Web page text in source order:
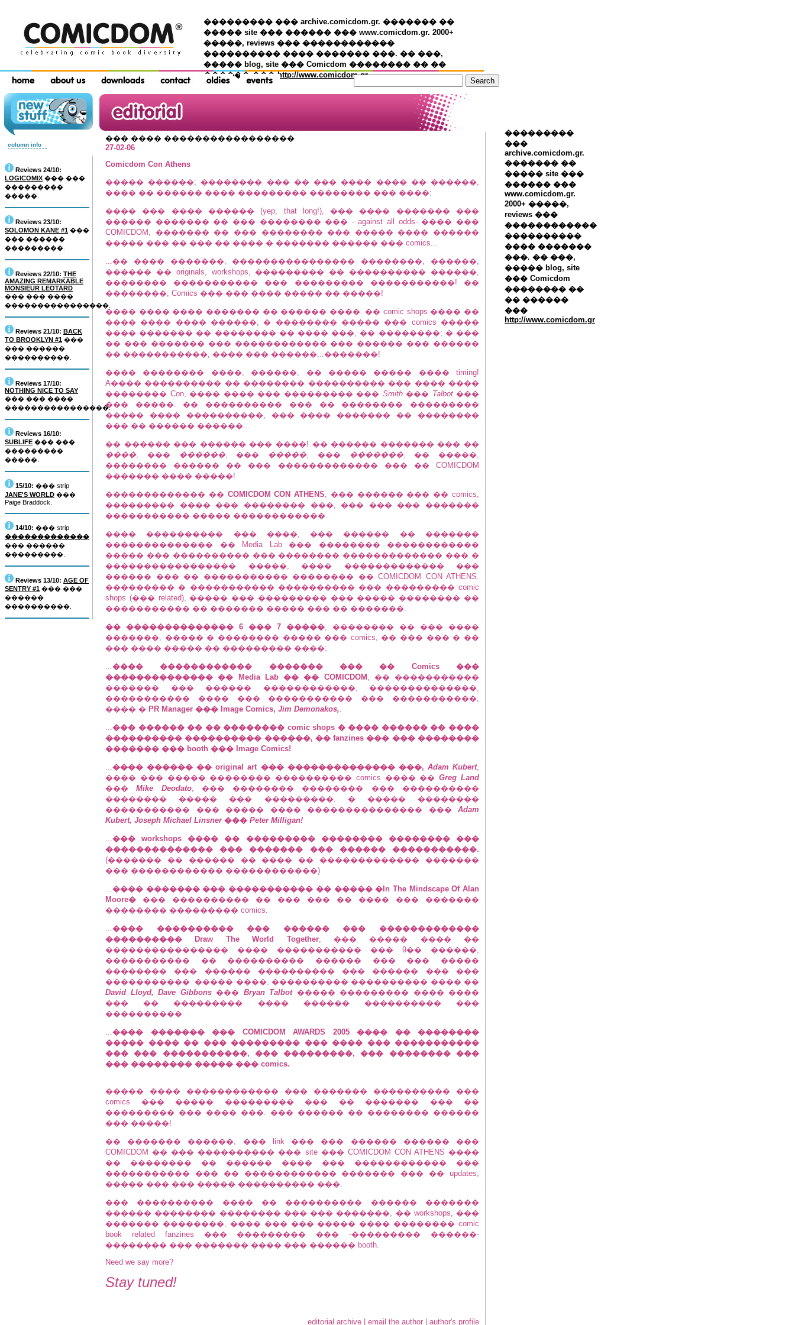
��������� ��� archive.comicdom.gr. ������� ��
����� site ��� ������ ��� www.comicdom.gr. 2000+
�����, reviews ��� ������������
���������� ���� ������� ���. �� ���,
����� blog, site ��� Comicdom �������� �� ��
������ ��� http://www.comicdom.gr
���������
���
archive.comicdom.gr.
������� ��
����� site ���
������ ���
www.comicdom.gr.
2000+ �����,
reviews ���
������������
����������
���� �������
���. �� ���,
����� blog, site
��� Comicdom
�������� ��
�� ������
���
http://www.comicdom.gr
column info
Reviews 24/10:
LOGICOMIX ��� ���
���������
�����.
Reviews 23/10:
SOLOMON KANE #1 ���
��� ������
���������.
Reviews 22/10: THE
AMAZING REMARKABLE
MONSIEUR LEOTARD
��� ��� ����
����������������.
Reviews 21/10: BACK
TO BROOKLYN #1 ���
��� ������
����������.
Reviews 17/10:
NOTHING NICE TO SAY
��� ��� ����
����������������.
Reviews 16/10:
SUBLIFE ��� ���
���������
�����.
15/10: ��� strip
JANE'S WORLD ���
Paige Braddock.
14/10: ��� strip
�������������
��� ������
���������.
Reviews 13/10: AGE OF
SENTRY #1 ��� ���
������
����������.
��� ���� �����������������
27-02-06
Comicdom Con Athens
����� ������; �������� ��� �� ��� ���� ���� �� ������,
���� �� ������ ���� ��������� �������� ��� ����;
���� ��� ���� ������ (yep, that long!), ��� ���� ������� ���
������ ������� �� ��� �������� ��� - against all odds- ���� ���
COMICDOM, ������� �� ��� �������� ��� ����� ���� ������
����� ��� �� ��� �� ���� � ������� ������ ��� comics...
...�� ���� �������, ���������������� ��������, ������,
������ �� originals, workshops, ��������� �� ���������� ������,
�������� ����������� ��� ��������� �����������! ��
��������; Comics ��� ��� ���� ����� �� �����!
���� ���� ���� ������� �� ������ ����. �� comic shops ���� ��
���� ���� ���� ������, � �������� ����� ��� comics �����
���� ������� �� �������� �� ���� ���, �� ��������; � ���
�� ��� ������� ��� ������������ ��� ������ ��� ������
�� �����������, ���� ��� ������...�������!
���� �������� ����, ������, �� ����� ����� ���� timing!
A���� ���������� �� �������� ���������� ��� ���� ����
�������� Con, ���� ���� ��� ��������� ��� Smith��� Talbot���
��� �����. �� ���������� ��� �� �������� ���������
����� ���� ����������, ��� ���� ������� �� ��������
��� �� ������ ������...
�� ������ ��� ������ ��� ����! �� ������ ������� ��� ��
����, ��� ������, ��� �����, ��� �������, �� �����,
�������� ������ �� ��� ������������� ��� �� COMICDOM
������� ���� �����!
������������� �� COMICDOM CON ATHENS, ��� ������ ��� �� comics,
��������� ���� ��� �������� ���, ��� ��� ��� �������
����������� ����� ������������.
���� ���������� ��� ����, ��� ������ �� �������
�������������� �� Media Lab ��� �������� ������������
����� ��� ���������� ��� �������� ������������� ��� �
����������������� �����, ���� ������������� ���
������ ��� �� ����������� �������� �� COMICDOM CON ATHENS.
��������� � ����������� ���������� ��� ��������� comic
shops (��� related), ����� ��� ��������� ��� ����� �������� ��
����������� �� ������� ����� ��� �� �������.
�� �������������� 6 ��� 7 �����, �������� �� ��� ����
�������, ����� � �������� ����� ��� comics, �� ��� ��� � ��
��� ���� ����� �� ��������� ����:
...���� ������������ ������� ��� �� Comics ���
�������������� �� Media Lab �� �� COMICDOM , �� �����������
������� ��� ������ ������������, ��������������,
����������� ���� ��� ����������� ��� �����������,
���� � PR Manager ��� Image Comics, Jim Demonakos,.
...��� ������ �� �� �������� comic shops � ���� ������ �� ����
���������� ���������� ������, �� fanzines ��� ��� ��������
������� ��� booth ��� Image Comics!
...���� ������ �� original art ��� �������������� ���, Adam Kubert,
���� ��� ����� �������� ���������� comics ���� ��Greg Land
���Mike Deodato, ��� �������� �������� ��� ����������
�������� ����� ��� ���������. � ����� ��������
����������� ��� ����� ���� ��������������� ��� Adam
Kubert, Joseph Michael Linsner��� Peter Milligan!
...��� workshops ���� �� ��������� �������� �������� ���
�������������� ��� ������� ��� ������ �����������.
(������� �� ������ �� ���� �� ������������� �������
��� ������������ ������������)
...���� ������� ��� ����������� �� ����� �In The Mindscape Of Alan
Moore� ��� ���������� �� ��� ��� �� ���� ��� �������
�������� ��������� comics.
...���� ���������� ��� ������ ��� �������������
���������� Draw The World Together, ��� ����� ���� ��
���������������� ���� ����������� ��� 9�� ������,
����������� �� ���������� ������ ��� ��� �����
�������� ��� ������ ���������� ��� ������ ��� ���
�����������. ����� ����, ���������� ���������� ���� ��
David Lloyd, Dave Gibbons ��� Bryan Talbot����� ��������� ���� ����
��� �� ��������� ���� ������ ���������� ���
����������.
...���� ������� ��� COMICDOM AWARDS 2005 ���� �� ��������
����� ���� �� ��� ��������� ��� ���� ��� �����������
��� ��� �����������, ��� ���������, ��� �������� ���
��� �������� ����� ��� comics.
����� ���� ������������ ��� ������� ���������� ���
comics ��� ����� ��������� ��� �� ������� ��� ��
��������� ��� ���� ���. ��� ������ �� �������� ������
��� �����!
�� ������� ������, ��� link ��� ��� ������ ������ ���
COMICDOM �� ��� ���������� ��� site ��� COMICDOM CON ATHENS ����
�� �������� �� ������ ���� ��� ������������ ���
����������� ��� �� ������������ ������� ��� �� updates,
����� ��� ��� ����� ���������� ���.
��� ���������� ���� �� ���������� ������ �������
������ �������� �������� ��� ��� �������, �� workshops, ���
������� ��������, ���� ��� ��� ����� ���� �������� comic
book related fanzines ��� ��������� ��� -��������� ������-
�������� ��� ������� ���� ��� ������ booth.
Need we say more?
Stay tuned!
editorial archive email the author author's profile